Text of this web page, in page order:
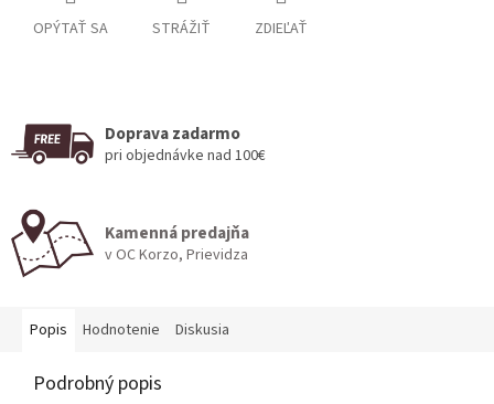
OPÝTAŤ SA STRÁŽIŤ ZDIEĽAŤ
Doprava zadarmo
pri objednávke nad 100€
Kamenná predajňa
v OC Korzo, Prievidza
Popis Hodnotenie Diskusia
Podrobný popis